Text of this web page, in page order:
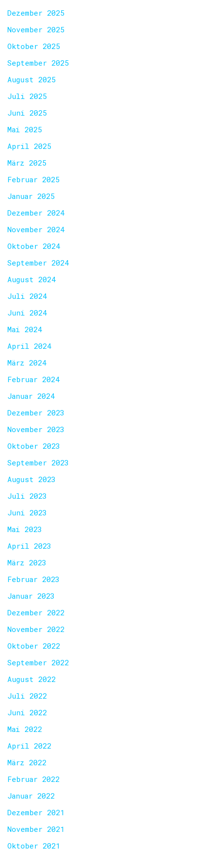
Dezember 2025
November 2025
Oktober 2025
September 2025
August 2025
Juli 2025
Juni 2025
Mai 2025
April 2025
März 2025
Februar 2025
Januar 2025
Dezember 2024
November 2024
Oktober 2024
September 2024
August 2024
Juli 2024
Juni 2024
Mai 2024
April 2024
März 2024
Februar 2024
Januar 2024
Dezember 2023
November 2023
Oktober 2023
September 2023
August 2023
Juli 2023
Juni 2023
Mai 2023
April 2023
März 2023
Februar 2023
Januar 2023
Dezember 2022
November 2022
Oktober 2022
September 2022
August 2022
Juli 2022
Juni 2022
Mai 2022
April 2022
März 2022
Februar 2022
Januar 2022
Dezember 2021
November 2021
Oktober 2021